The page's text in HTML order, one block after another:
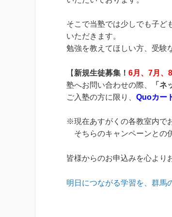
そこで当塾では少しでも子ど
いただきます。
勉強を教えてほしい方、受験
【 新規生徒募集！ 6月、7月、
塾へお問い合わせの際、
「ネ
ご入塾の方に限り、 Quoカー
※現在あすがくの各教室内で
そちらのキャンペーンとの
皆様からのお申込みを心より
明日につながる学習を、群馬